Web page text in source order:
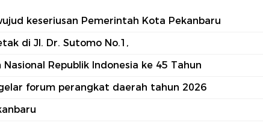
keseriusan Pemerintah Kota Pekanbaru
di Jl. Dr. Sutomo No.1,
Republik Indonesia ke 45 Tahun
forum perangkat daerah tahun 2026